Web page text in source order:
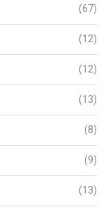
(67)
(12)
(12)
(13)
(8)
(9)
(13)